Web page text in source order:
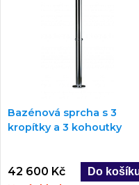
Bazénová sprcha s 3
kropítky a 3 kohoutky
42 600 Kč